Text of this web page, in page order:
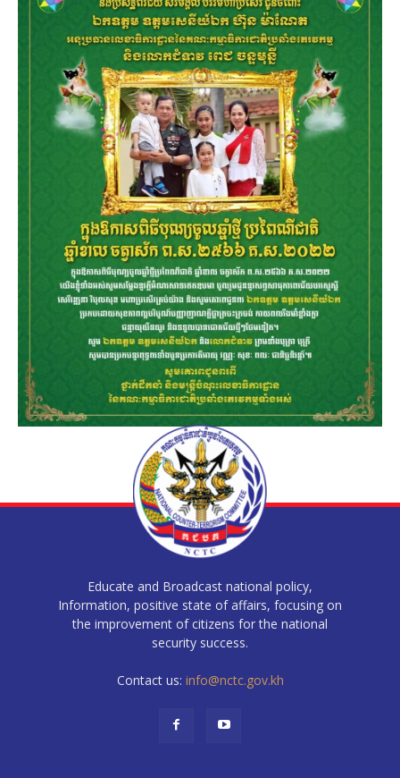
Educate and Broadcast national policy,
Information, positive state of affairs, focusing on
the improvement of citizens for the national
security success.
Contact us: info@nctc.gov.kh